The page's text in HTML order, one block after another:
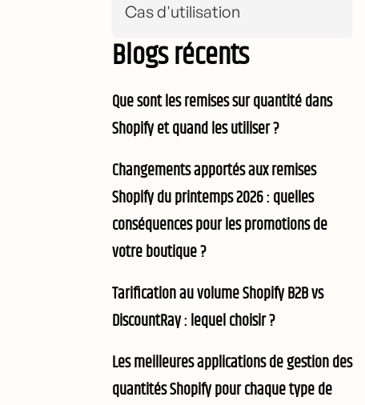
Cas d'utilisation
Blogs récents
Que sont les remises sur quantité dans
Shopify et quand les utiliser ?
Changements apportés aux remises
Shopify du printemps 2026 : quelles
conséquences pour les promotions de
votre boutique ?
Tarification au volume Shopify B2B vs
DiscountRay : lequel choisir ?
Les meilleures applications de gestion des
quantités Shopify pour chaque type de